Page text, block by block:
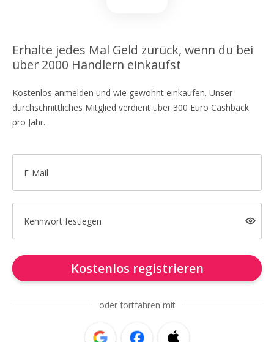
Erhalte jedes Mal Geld zurück, wenn du bei
über 2000 Händlern einkaufst
Kostenlos anmelden und wie gewohnt einkaufen. Unser
durchschnittliches Mitglied verdient über 300 Euro Cashback
pro Jahr.
E-Mail
Kennwort festlegen
Kostenlos registrieren
oder fortfahren mit